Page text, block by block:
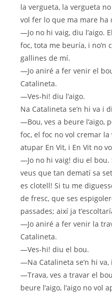
la vergueta, la vergueta
vol fer lo que ma mare ha
—Jo no hi vaig, diu l’aigo.
foc, tota me beuría, i no’n
gallines de mí.
—Jo aniré a fer venir el
Catalineta.
—Ves-hi! diu l’aigo.
Na Catalineta se’n hi va i
—Bou, ves a beure l’aigo,
foc, el foc no vol cremar
atupar En Vit, i En Vit no
—Jo no hi vaig! diu el bou.
veus que tan dematí sa
es clotell! Si tu me
de fresc, que ses
passades; així ja
—Jo aniré a fer venir la
Catalineta.
—Ves-hi! diu el bou.
—Na Catalineta se’n hi va,
—Trava, ves a travar el
beure l’aigo, l’aigo no vol